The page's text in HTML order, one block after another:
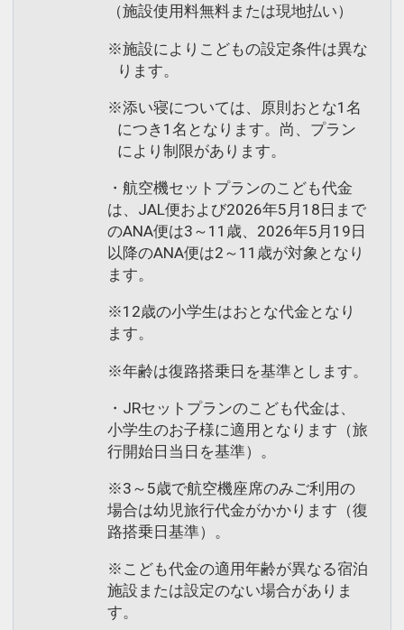
（施設使用料無料または現地払い）
※施設によりこどもの設定条件は異な
ります。
※添い寝については、原則おとな1名
につき1名となります。尚、プラン
により制限があります。
・航空機セットプランのこども代金
は、JAL便および2026年5月18日まで
のANA便は3～11歳、2026年5月19日
以降のANA便は2～11歳が対象となり
ます。
※12歳の小学生はおとな代金となり
ます。
※年齢は復路搭乗日を基準とします。
・JRセットプランのこども代金は、
小学生のお子様に適用となります（旅
行開始日当日を基準）。
※3～5歳で航空機座席のみご利用の
場合は幼児旅行代金がかかります（復
路搭乗日基準）。
※こども代金の適用年齢が異なる宿泊
施設または設定のない場合がありま
す。